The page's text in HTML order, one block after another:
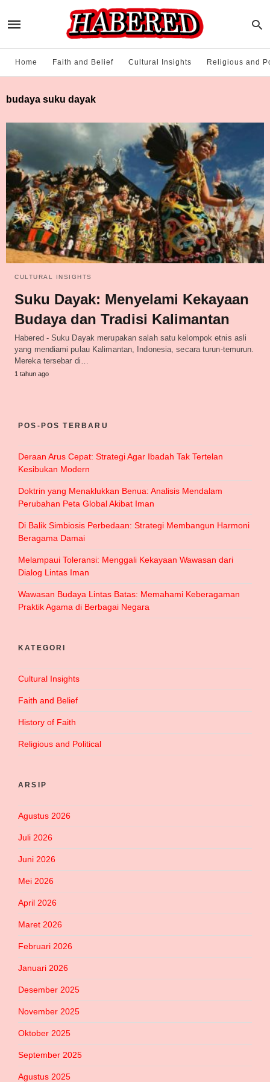
Home Faith and Belief Cultural Insights Religious and
budaya suku dayak
CULTURAL INSIGHTS
Suku Dayak: Menyelami Kekayaan
Budaya dan Tradisi Kalimantan
Habered - Suku Dayak merupakan salah satu kelompok etnis asli
yang mendiami pulau Kalimantan, Indonesia, secara turun-temurun.
Mereka tersebar di…
1 tahun ago
POS-POS TERBARU
Deraan Arus Cepat: Strategi Agar Ibadah Tak Tertelan
Kesibukan Modern
Doktrin yang Menaklukkan Benua: Analisis Mendalam
Perubahan Peta Global Akibat Iman
Di Balik Simbiosis Perbedaan: Strategi Membangun Harmoni
Beragama Damai
Melampaui Toleransi: Menggali Kekayaan Wawasan dari
Dialog Lintas Iman
Wawasan Budaya Lintas Batas: Memahami Keberagaman
Praktik Agama di Berbagai Negara
KATEGORI
Cultural Insights
Faith and Belief
History of Faith
Religious and Political
ARSIP
Agustus 2026
Juli 2026
Juni 2026
Mei 2026
April 2026
Maret 2026
Februari 2026
Januari 2026
Desember 2025
November 2025
Oktober 2025
September 2025
Agustus 2025